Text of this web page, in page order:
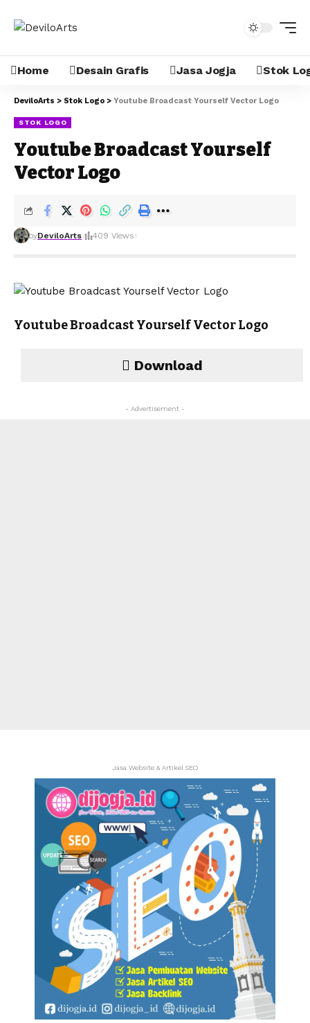
Home Desain Grafis Jasa Jogja Stok
DeviloArts > Stok Logo > Youtube Broadcast Yourself Vector Logo
STOK LOGO
Youtube Broadcast Yourself
Vector Logo
byDeviloArts 409 Views
Youtube Broadcast Yourself Vector Logo
Download
- Advertisement -
Jasa Website & Artikel SEO